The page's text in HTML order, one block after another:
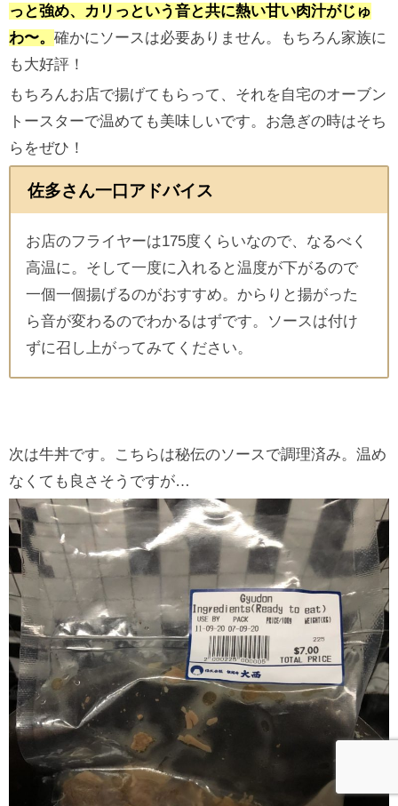
っと強め、カリっという音と共に熱い甘い肉汁がじゅ
わ〜。 確かにソースは必要ありません。もちろん家族に
も大好評！
もちろんお店で揚げてもらって、それを自宅のオーブン
トースターで温めても美味しいです。お急ぎの時はそち
らをぜひ！
佐多さん一口アドバイス
お店のフライヤーは175度くらいなので、なるべく
高温に。そして一度に入れると温度が下がるので
一個一個揚げるのがおすすめ。からりと揚がった
ら音が変わるのでわかるはずです。ソースは付け
ずに召し上がってみてください。
次は牛丼です。こちらは秘伝のソースで調理済み。温め
なくても良さそうですが…